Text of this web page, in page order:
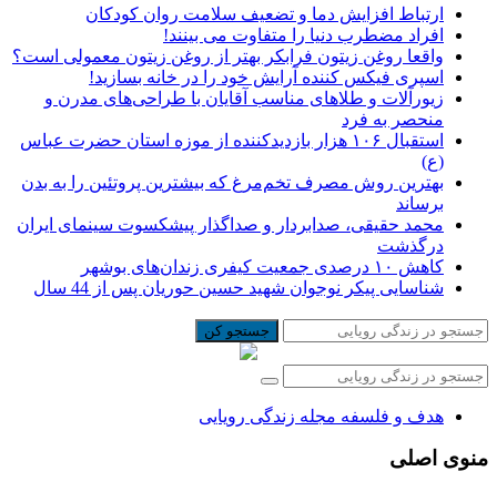
ارتباط افزایش دما و تضعیف سلامت روان کودکان
افراد مضطرب دنیا را متفاوت می بینند!
واقعا روغن زیتون فرابکر بهتر از روغن زیتون معمولی است؟
اسپری فیکس کننده آرایش خود را در خانه بسازید!
زیورآلات و طلاهای مناسب آقایان با طراحی‌های مدرن و
منحصر به فرد
استقبال ۱۰۶ هزار بازدیدکننده از موزه استان حضرت عباس
(ع)
بهترین روش مصرف تخم‌مرغ که بیشترین پروتئین را به بدن
برساند
محمد حقیقی، صدابردار و صداگذار پیشکسوت سینمای ایران
درگذشت
کاهش ۱۰ درصدی جمعیت کیفری زندان‌های بوشهر
شناسایی پیکر نوجوان شهید حسین حوریان پس از 44 سال
جستجو کن
هدف و فلسفه مجله زندگی رویایی
منوی اصلی